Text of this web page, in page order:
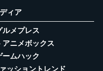
ィア
ルメプレス
アニメボックス
ムハック
ッショントレンド